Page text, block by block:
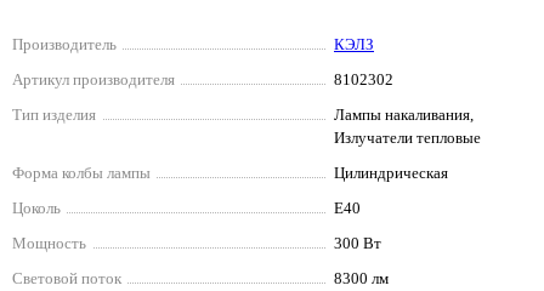
Производитель
КЭЛЗ
Артикул производителя
8102302
Тип изделия
Лампы накаливания,
Излучатели тепловые
Форма колбы лампы
Цилиндрическая
Цоколь
E40
Мощность
300 Вт
Световой поток
8300 лм